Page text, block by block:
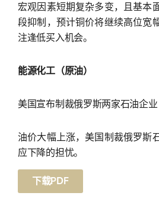
宏观因素短期复杂多变，且基本
段抑制，预计铜价将继续高位宽
注逢低买入机会。
能源化工（原油）
美国宣布制裁俄罗斯两家石油企业
油价大幅上涨，美国制裁俄罗斯
应下降的担忧。
下载PDF